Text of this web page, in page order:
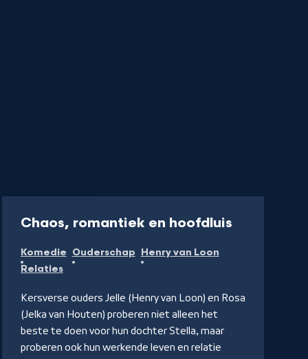
Chaos, romantiek en hoofdluis-
Komedie Ouderschap Henry van Loon
Relaties
Kersverse ouders Jelle (Henry van Loon) en Rosa
(Jelka van Houten) proberen niet alleen het
beste te doen voor hun dochter Stella, maar
proberen ook hun werkende leven en relatie